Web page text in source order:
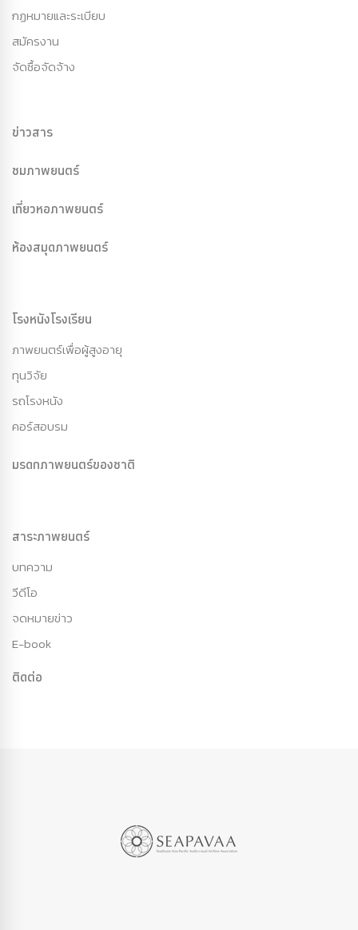
กฏหมายและระเบียบ
สมัครงาน
จัดซื้อจัดจ้าง
ข่าวสาร
ชมภาพยนตร์
เที่ยวหอภาพยนตร์
ห้องสมุดภาพยนตร์
โรงหนังโรงเรียน
ภาพยนตร์เพื่อผู้สูงอายุ
ทุนวิจัย
รถโรงหนัง
คอร์สอบรม
มรดกภาพยนตร์ของชาติ
สาระภาพยนตร์
บทความ
วีดีโอ
จดหมายข่าว
E-book
ติดต่อ